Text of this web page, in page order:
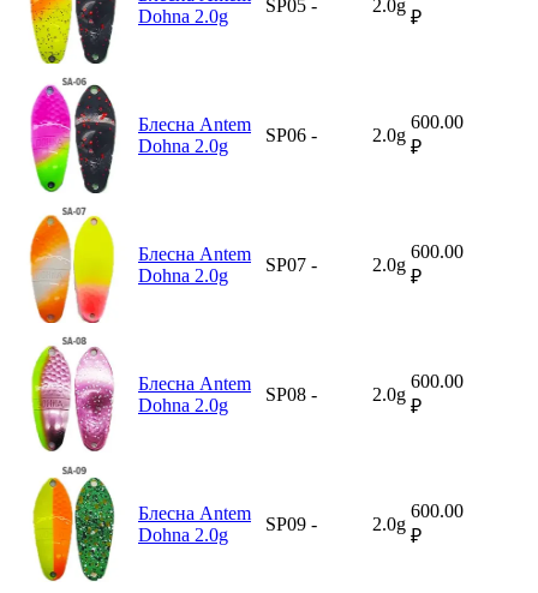
Dohna 2.0g
SP05 - 2.0g
₽
Блесна Antem
Dohna 2.0g
SP06 - 2.0g
600.00
₽
Блесна Antem
Dohna 2.0g
SP07 - 2.0g
600.00
₽
Блесна Antem
Dohna 2.0g
SP08 - 2.0g
600.00
₽
Блесна Antem
Dohna 2.0g
SP09 - 2.0g
600.00
₽